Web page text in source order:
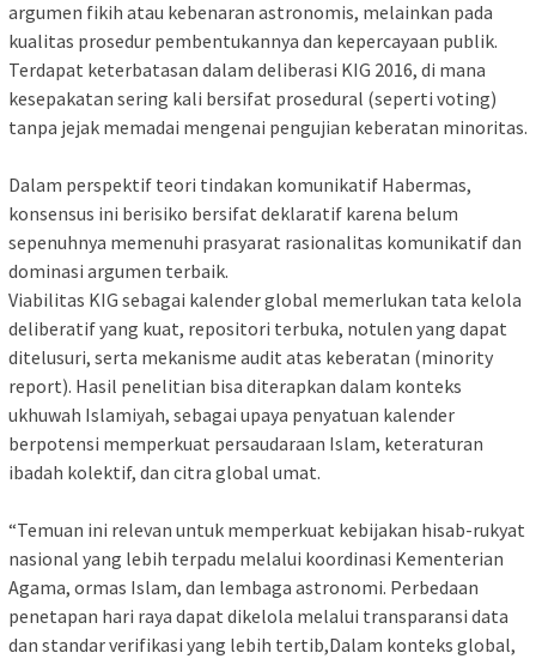
argumen fikih atau kebenaran astronomis, melainkan pada
kualitas prosedur pembentukannya dan kepercayaan publik.
Terdapat keterbatasan dalam deliberasi KIG 2016, di mana
kesepakatan sering kali bersifat prosedural (seperti voting)
tanpa jejak memadai mengenai pengujian keberatan minoritas.
Dalam perspektif teori tindakan komunikatif Habermas,
konsensus ini berisiko bersifat deklaratif karena belum
sepenuhnya memenuhi prasyarat rasionalitas komunikatif dan
dominasi argumen terbaik.
Viabilitas KIG sebagai kalender global memerlukan tata kelola
deliberatif yang kuat, repositori terbuka, notulen yang dapat
ditelusuri, serta mekanisme audit atas keberatan (minority
report). Hasil penelitian bisa diterapkan dalam konteks
ukhuwah Islamiyah, sebagai upaya penyatuan kalender
berpotensi memperkuat persaudaraan Islam, keteraturan
ibadah kolektif, dan citra global umat.
“Temuan ini relevan untuk memperkuat kebijakan hisab-rukyat
nasional yang lebih terpadu melalui koordinasi Kementerian
Agama, ormas Islam, dan lembaga astronomi. Perbedaan
penetapan hari raya dapat dikelola melalui transparansi data
dan standar verifikasi yang lebih tertib,Dalam konteks global,